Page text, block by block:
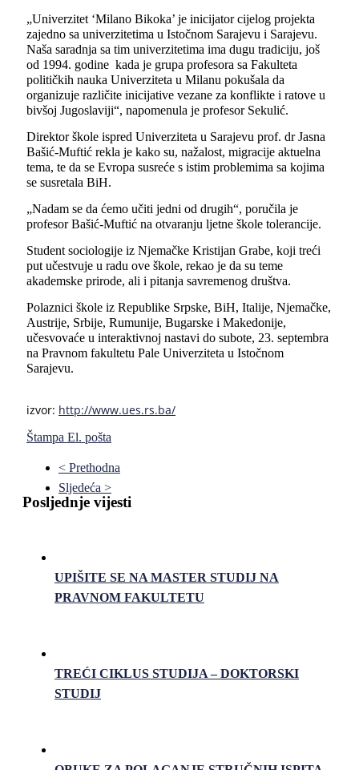
„Univerzitet ‘Milano Bikoka’ je inicijator cijelog projekta
zajedno sa univerzitetima u Istočnom Sarajevu i Sarajevu.
Naša saradnja sa tim univerzitetima ima dugu tradiciju, još
od 1994. godine kada je grupa profesora sa Fakulteta
političkih nauka Univerziteta u Milanu pokušala da
organizuje različite inicijative vezane za konflikte i ratove u
bivšoj Jugoslaviji“, napomenula je profesor Sekulić.
Direktor škole ispred Univerziteta u Sarajevu prof. dr Jasna
Bašić-Muftić rekla je kako su, nažalost, migracije aktuelna
tema, te da se Evropa susreće s istim problemima sa kojima
se susretala BiH.
„Nadam se da ćemo učiti jedni od drugih“, poručila je
profesor Bašić-Muftić na otvaranju lјetne škole tolerancije.
Student sociologije iz Nјemačke Kristijan Grabe, koji treći
put učestvuje u radu ove škole, rekao je da su teme
akademske prirode, ali i pitanja savremenog društva.
Polaznici škole iz Republike Srpske, BiH, Italije, Nјemačke,
Austrije, Srbije, Rumunije, Bugarske i Makedonije,
učesvovaće u interaktivnoj nastavi do subote, 23. septembra
na Pravnom fakultetu Pale Univerziteta u Istočnom
Sarajevu.
izvor: http://www.ues.rs.ba/
Štampa El. pošta
< Prethodna
Sljedeća >
Posljednje vijesti
UPIŠITE SE NA MASTER STUDIJ NA
PRAVNOM FAKULTETU
TREĆI CIKLUS STUDIJA – DOKTORSKI
STUDIJ